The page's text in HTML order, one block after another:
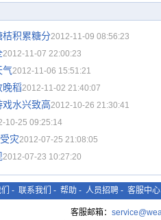
桔积累糖分2012-11-09 08:56:23
2012-11-07 22:00:23
气2012-11-06 15:51:21
晚稻2012-11-02 21:40:07
戏水兴致高2012-10-26 21:30:41
10-25 09:25:14
灾2012-07-25 21:08:05
2012-07-23 10:27:20
- 联系我们 - 帮助 - 人员招聘 - 客服中心
客服邮箱：